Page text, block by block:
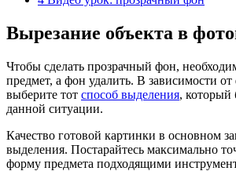
Вырезание объекта в
Чтобы сделать прозрачный фон,
предмет, а фон удалить. В зависимости
выберите тот способ выделения, который
данной ситуации.
Качество готовой картинки в основном
выделения. Постарайтесь максимально
форму предмета подходящими